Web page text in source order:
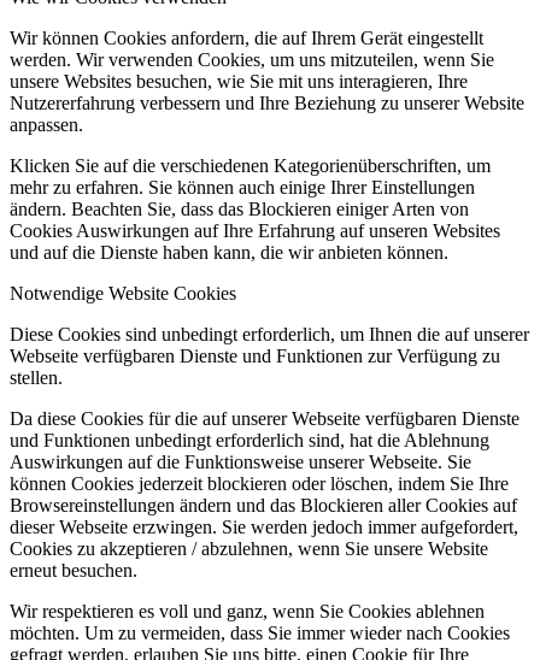
Wir können Cookies anfordern, die auf Ihrem Gerät eingestellt
werden. Wir verwenden Cookies, um uns mitzuteilen, wenn Sie
unsere Websites besuchen, wie Sie mit uns interagieren, Ihre
Nutzererfahrung verbessern und Ihre Beziehung zu unserer Website
anpassen.
Klicken Sie auf die verschiedenen Kategorienüberschriften, um
mehr zu erfahren. Sie können auch einige Ihrer Einstellungen
ändern. Beachten Sie, dass das Blockieren einiger Arten von
Cookies Auswirkungen auf Ihre Erfahrung auf unseren Websites
und auf die Dienste haben kann, die wir anbieten können.
Notwendige Website Cookies
Diese Cookies sind unbedingt erforderlich, um Ihnen die auf unserer
Webseite verfügbaren Dienste und Funktionen zur Verfügung zu
stellen.
Da diese Cookies für die auf unserer Webseite verfügbaren Dienste
und Funktionen unbedingt erforderlich sind, hat die Ablehnung
Auswirkungen auf die Funktionsweise unserer Webseite. Sie
können Cookies jederzeit blockieren oder löschen, indem Sie Ihre
Browsereinstellungen ändern und das Blockieren aller Cookies auf
dieser Webseite erzwingen. Sie werden jedoch immer aufgefordert,
Cookies zu akzeptieren / abzulehnen, wenn Sie unsere Website
erneut besuchen.
Wir respektieren es voll und ganz, wenn Sie Cookies ablehnen
möchten. Um zu vermeiden, dass Sie immer wieder nach Cookies
gefragt werden, erlauben Sie uns bitte, einen Cookie für Ihre